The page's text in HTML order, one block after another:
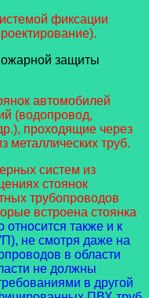
фиксации
защиты
автомобилей
(водопровод,
проходящие через
металлических труб.
систем из
стоянок
трубопроводов
встроена стоянка
относится также и к
не смотря даже на
в области
не должны
в другой